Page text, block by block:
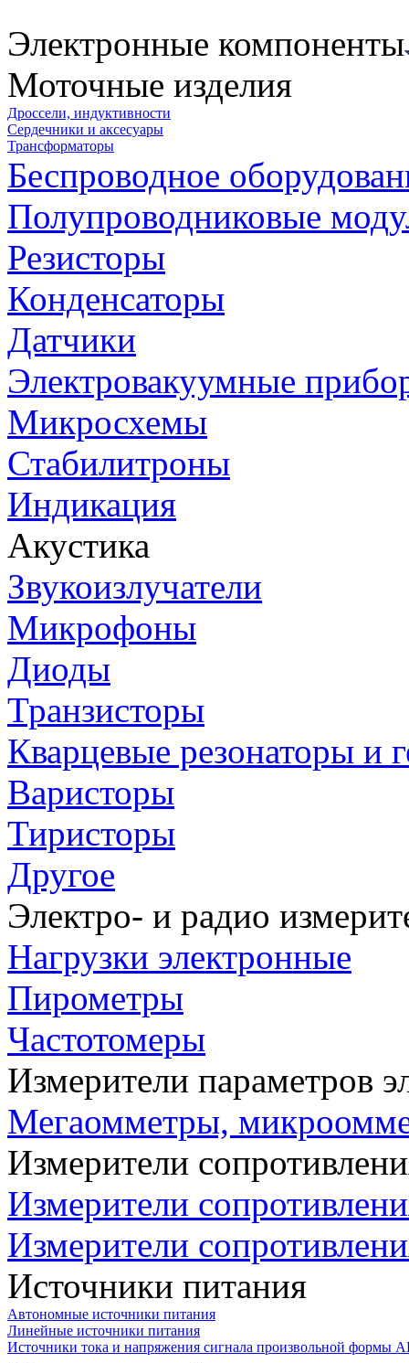
Электронные компоненты
Моточные изделия
Дроссели, индуктивности
Сердечники и аксесуары
Трансформаторы
Беспроводное
Полупроводниковые
Резисторы
Конденсаторы
Датчики
Электровакуумные
Микросхемы
Стабилитроны
Индикация
Акустика
Звукоизлучатели
Микрофоны
Диоды
Транзисторы
Кварцевые резонаторы и
Варисторы
Тиристоры
Другое
Электро- и радио
Нагрузки электронные
Пирометры
Частотомеры
Измерители параметров
Мегаомметры,
Измерители
Измерители
Измерители
Источники питания
Автономные источники питания
Линейные источники питания
Источники тока и напряжения сигнала произвольной формы